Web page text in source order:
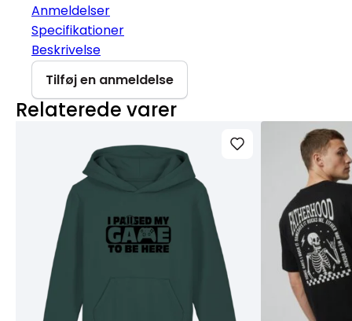
Anmeldelser
Specifikationer
Beskrivelse
Tilføj en anmeldelse
Relaterede varer